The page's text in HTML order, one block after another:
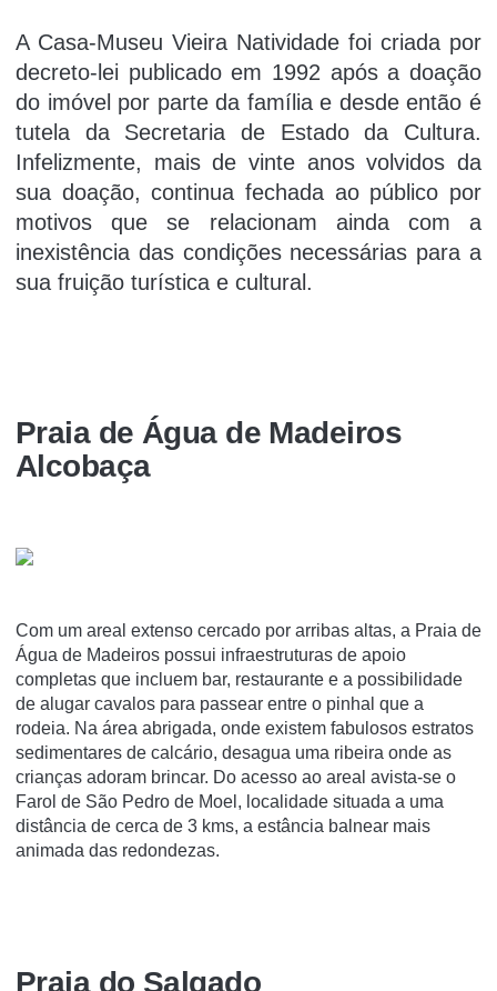
A Casa-Museu Vieira Natividade foi criada por
decreto-lei publicado em 1992 após a doação
do imóvel por parte da família e desde então é
tutela da Secretaria de Estado da Cultura.
Infelizmente, mais de vinte anos volvidos da
sua doação, continua fechada ao público por
motivos que se relacionam ainda com a
inexistência das condições necessárias para a
sua fruição turística e cultural.
Praia de Água de Madeiros
Alcobaça
Com um areal extenso cercado por arribas altas, a Praia de
Água de Madeiros possui infraestruturas de apoio
completas que incluem bar, restaurante e a possibilidade
de alugar cavalos para passear entre o pinhal que a
rodeia. Na área abrigada, onde existem fabulosos estratos
sedimentares de calcário, desagua uma ribeira onde as
crianças adoram brincar. Do acesso ao areal avista-se o
Farol de São Pedro de Moel, localidade situada a uma
distância de cerca de 3 kms, a estância balnear mais
animada das redondezas.
Praia do Salgado